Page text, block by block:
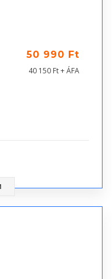
50 990 Ft
40 150 Ft + ÁFA